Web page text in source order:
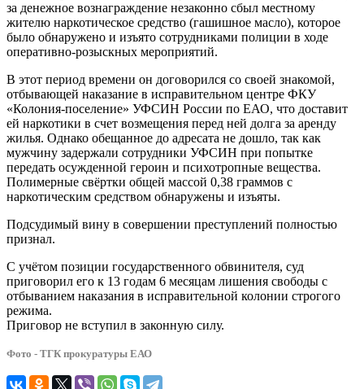
за денежное вознаграждение незаконно сбыл местному
жителю наркотическое средство (гашишное масло), которое
было обнаружено и изъято сотрудниками полиции в ходе
оперативно-розыскных мероприятий.
В этот период времени он договорился со своей знакомой,
отбывающей наказание в исправительном центре ФКУ
«Колония-поселение» УФСИН России по ЕАО, что доставит
ей наркотики в счет возмещения перед ней долга за аренду
жилья. Однако обещанное до адресата не дошло, так как
мужчину задержали сотрудники УФСИН при попытке
передать осужденной героин и психотропные вещества.
Полимерные свёртки общей массой 0,38 граммов с
наркотическим средством обнаружены и изъяты.
Подсудимый вину в совершении преступлений полностью
признал.
С учётом позиции государственного обвинителя, суд
приговорил его к 13 годам 6 месяцам лишения свободы с
отбыванием наказания в исправительной колонии строгого
режима.
Приговор не вступил в законную силу.
Фото - ТГК прокуратуры ЕАО